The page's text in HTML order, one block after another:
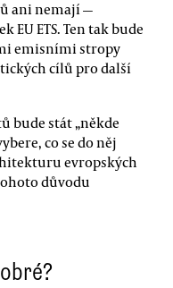
ani nemají —
EU ETS. Ten tak bude
emisními stropy
cílů pro další
bude stát „někde
co se do něj
evropských
důvodu